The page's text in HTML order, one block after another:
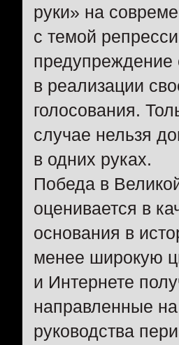
руки» на
с темой
предупреждение
в реализации
голосования.
случае нельзя
в одних руках.
Победа в
оценивается в
основания в
менее широкую
и Интернете
направленные
руководства